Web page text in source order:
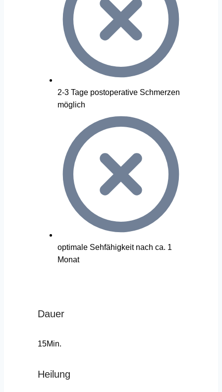
2-3 Tage postoperative Schmerzen
möglich
optimale Sehfähigkeit nach ca. 1
Monat
Dauer
15Min.
Heilung